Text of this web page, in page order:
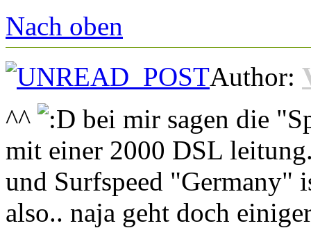
Nach oben
Author:
^^
bei mir sagen die
mit einer 2000 DSL
und Surfspeed
also.. naja geht doch